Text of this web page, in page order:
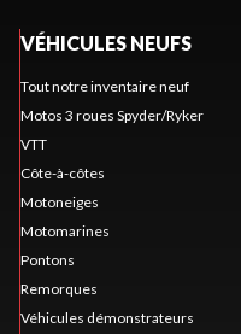
VÉHICULES NEUFS
Tout notre inventaire neuf
Motos 3 roues Spyder/Ryker
VTT
Côte-à-côtes
Motoneiges
Motomarines
Pontons
Remorques
Véhicules démonstrateurs